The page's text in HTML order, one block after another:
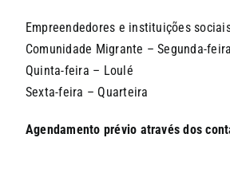
Empreendedores e instituições
Comunidade Migrante – Segunda-
Quinta-feira – Loulé
Sexta-feira – Quarteira
Agendamento prévio através dos